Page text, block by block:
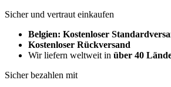
Sicher und vertraut einkaufen
Belgien: Kostenloser
Kostenloser Rückversand
Wir liefern weltweit in über 40
Sicher bezahlen mit